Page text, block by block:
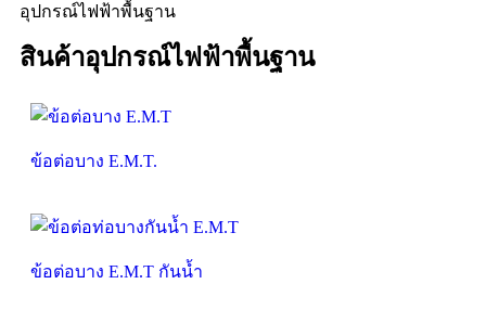
อุปกรณ์ไฟฟ้าพื้นฐาน
สินค้าอุปกรณ์ไฟฟ้าพื้นฐาน
ข้อต่อบาง E.M.T.
ข้อต่อบาง E.M.T กันน้ำ